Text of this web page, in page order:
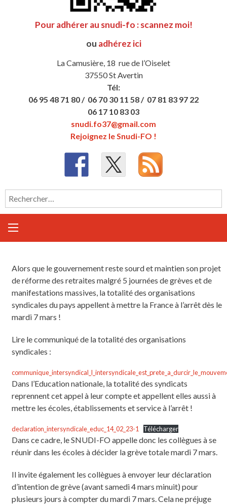
Pour adhérer au snudi-fo : scannez moi!
ou adhérez ici
La Camusière, 18 rue de l’Oiselet
37550 St Avertin
Tél:
06 95 48 71 80 / 06 70 30 11 58 / 07 81 83 97 22
06 17 10 83 03
snudi.fo37@gmail.com
Rejoignez le Snudi-FO !
Rechercher :
Alors que le gouvernement reste sourd et maintien son projet
de réforme des retraites malgré 5 journées de grèves et de
manifestations massives, la totalité des organisations
syndicales du pays appellent à mettre la France à l’arrêt dès le
mardi 7 mars !
Lire le communiqué de la totalité des organisations
syndicales :
Dans l’Education nationale, la totalité des syndicats
reprennent cet appel à leur compte et appellent elles aussi à
mettre les écoles, établissements et service à l’arrêt !
declaration_intersyndicale_educ_14_02_23-1 Télécharger
Dans ce cadre, le SNUDI-FO appelle donc les collègues à se
réunir dans les écoles à décider la grève totale mardi 7 mars.
Il invite également les collègues à envoyer leur déclaration
d’intention de grève (avant samedi 4 mars minuit) pour
plusieurs jours à compter du mardi 7 mars. Cela ne préjuge